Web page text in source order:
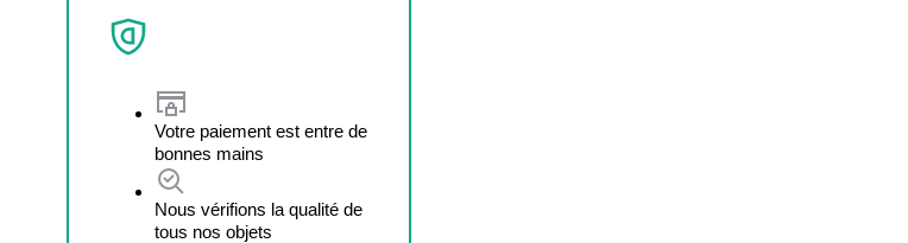
Votre paiement est entre de
bonnes mains
Nous vérifions la qualité de
tous nos objets